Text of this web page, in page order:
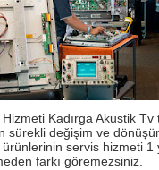
Kadırga Akustik
sürekli değişim ve
servis hizmeti 1
farkı göremezsiniz.